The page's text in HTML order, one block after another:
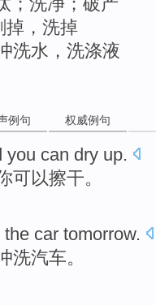
掉，洗掉
洗水，洗涤液
例句 权威例句
you can dry up.
可以擦干。
the car tomorrow.
洗汽车。